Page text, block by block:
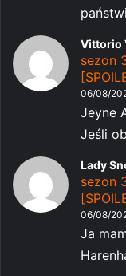
Vittorio
sezon
06/08/
Jeyne
Jeśli
Lady
sezon
06/08/
Ja